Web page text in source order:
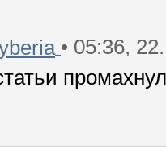
• 05:36,